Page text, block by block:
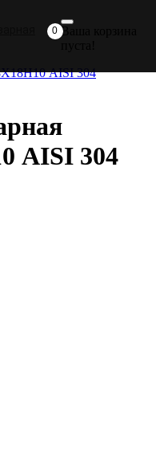
0 Ваша корзина
AISI 304